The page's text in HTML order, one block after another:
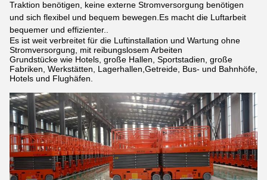
Traktion benötigen, keine externe Stromversorgung benötigen
und sich flexibel und bequem bewegen.Es macht die Luftarbeit
bequemer und effizienter..
Es ist weit verbreitet für die Luftinstallation und Wartung ohne
Stromversorgung, mit reibungslosem Arbeiten
Grundstücke wie Hotels, große Hallen, Sportstadien, große
Fabriken, Werkstätten, Lagerhallen, Getreide, Bus- und Bahnhöfe,
Hotels und Flughäfen.